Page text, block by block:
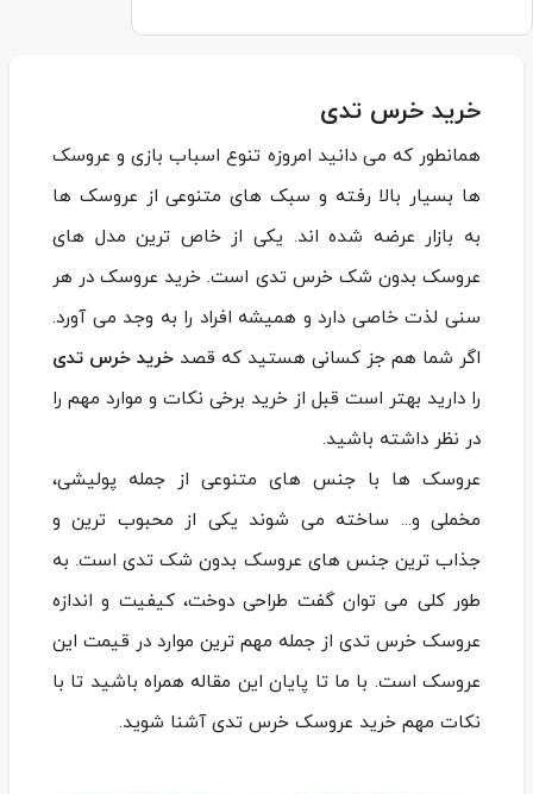
خرید خرس تدی
همانطور که می دانید امروزه تنوع اسباب بازی و عروسک
ها بسیار بالا رفته و سبک های متنوعی از عروسک ها
به بازار عرضه شده اند. یکی از خاص ترین مدل های
عروسک بدون شک خرس تدی است. خرید عروسک در هر
سنی لذت خاصی دارد و همیشه افراد را به وجد می آورد.
اگر شما هم جز کسانی هستید که قصد خرید خرس تدی
را دارید بهتر است قبل از خرید برخی نکات و موارد مهم را
در نظر داشته باشید.
عروسک ها با جنس های متنوعی از جمله پولیشی،
مخملی و... ساخته می شوند یکی از محبوب ترین و
جذاب ترین جنس های عروسک بدون شک تدی است. به
طور کلی می توان گفت طراحی دوخت، کیفیت و اندازه
عروسک خرس تدی از جمله مهم ترین موارد در قیمت این
عروسک است. با ما تا پایان این مقاله همراه باشید تا با
نکات مهم خرید عروسک خرس تدی آشنا شوید.